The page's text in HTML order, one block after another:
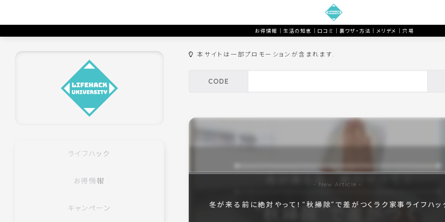
お得情報｜生活の知恵｜口コミ｜裏ワザ・方法｜メリデメ｜穴場
ライフハック
お得情報
キャンペーン
本サイトは一部プロモーションが含まれます.
冬が来る前に絶対やって！“秋掃除”で差がつくラク家事ライフハッ